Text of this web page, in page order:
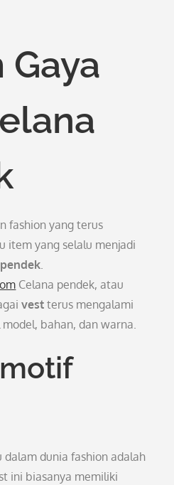
Gaya
fashion yang terus
item yang selalu menjadi
.
Celana pendek, atau
vest terus mengalami
bahan, dan warna.
dunia fashion adalah
ini biasanya memiliki